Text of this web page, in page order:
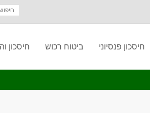
חיפוש
חיסכון פנסיוני ביטוח רכוש חיסכון